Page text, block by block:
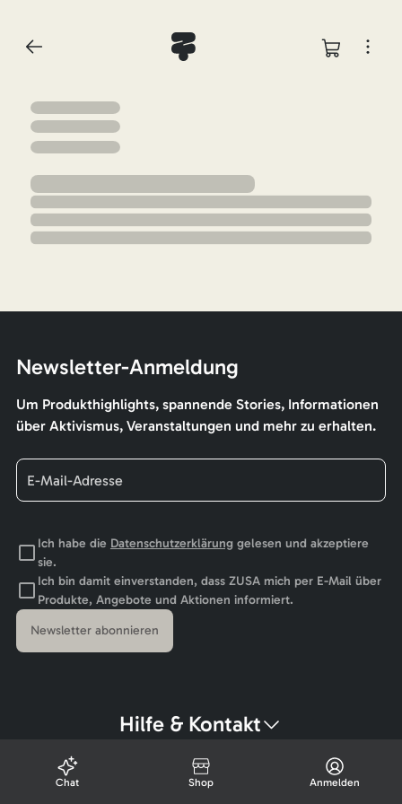
Newsletter-Anmeldung
Um Produkthighlights, spannende Stories, Informationen
über Aktivismus, Veranstaltungen und mehr zu erhalten.
Ich habe die Datenschutzerklärunggelesen und akzeptiere
sie.
Ich bin damit einverstanden, dass ZUSA mich per E-Mail über
Produkte, Angebote und Aktionen informiert.
Newsletter abonnieren
Hilfe & Kontakt
Chat Shop Anmelden